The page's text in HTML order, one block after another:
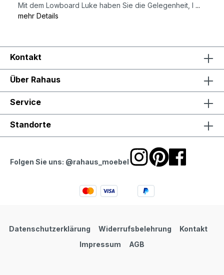
Mit dem Lowboard Luke haben Sie die Gelegenheit, I ...
mehr Details
Kontakt
Über Rahaus
Service
Standorte
Folgen Sie uns: @rahaus_moebel
Datenschutzerklärung Widerrufsbelehrung
Kontakt
Impressum
AGB